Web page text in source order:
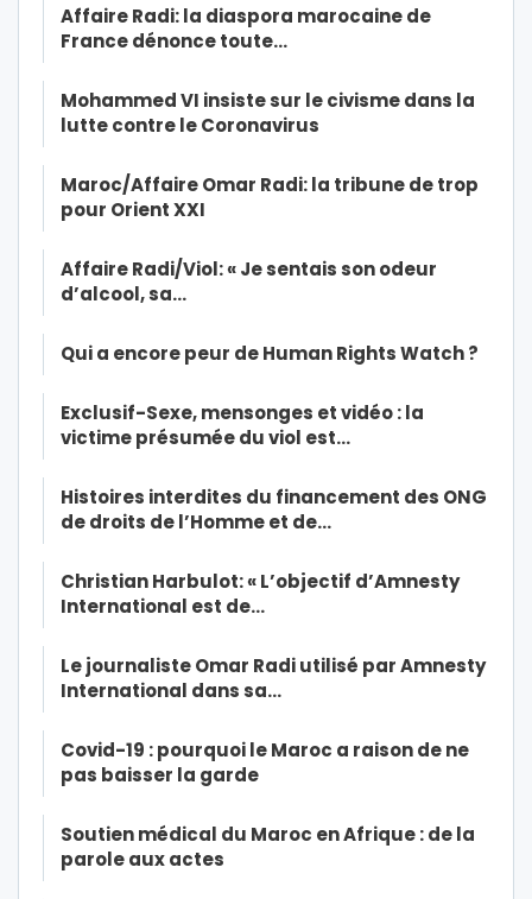
Affaire Radi: la diaspora marocaine de
France dénonce toute…
Mohammed VI insiste sur le civisme dans la
lutte contre le Coronavirus
Maroc/Affaire Omar Radi: la tribune de trop
pour Orient XXI
Affaire Radi/Viol: « Je sentais son odeur
d’alcool, sa…
Qui a encore peur de Human Rights Watch ?
Exclusif-Sexe, mensonges et vidéo : la
victime présumée du viol est…
Histoires interdites du financement des ONG
de droits de l’Homme et de…
Christian Harbulot: « L’objectif d’Amnesty
International est de…
Le journaliste Omar Radi utilisé par Amnesty
International dans sa…
Covid-19 : pourquoi le Maroc a raison de ne
pas baisser la garde
Soutien médical du Maroc en Afrique : de la
parole aux actes